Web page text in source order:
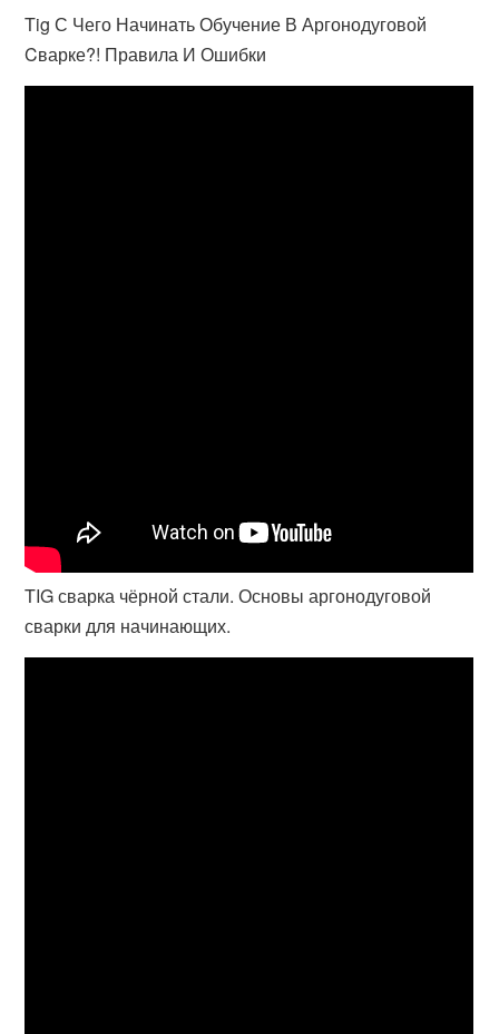
Tig С Чего Начинать Обучение В Аргонодуговой
Cварке?! Правила И Ошибки
TIG сварка чёрной стали. Основы аргонодуговой
сварки для начинающих.